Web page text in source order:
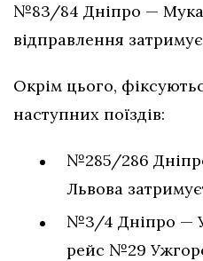
№83/84 Дніпро —
відправлення
Окрім цього,
наступних поїздів:
№285/286
Львова
№3/4 Дніпро —
рейс №29